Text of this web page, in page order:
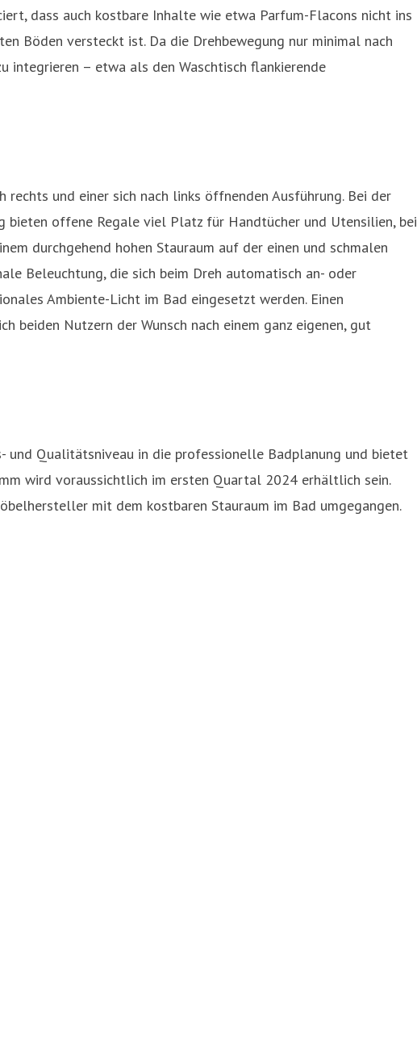
dass auch kostbare Inhalte wie etwa Parfum-Flacons nicht ins
Böden versteckt ist. Da die Drehbewegung nur minimal nach
integrieren – etwa als den Waschtisch flankierende
und einer sich nach links öffnenden Ausführung. Bei der
bieten offene Regale viel Platz für Handtücher und Utensilien, bei
durchgehend hohen Stauraum auf der einen und schmalen
Beleuchtung, die sich beim Dreh automatisch an- oder
Ambiente-Licht im Bad eingesetzt werden. Einen
beiden Nutzern der Wunsch nach einem ganz eigenen, gut
und Qualitätsniveau in die professionelle Badplanung und bietet
wird voraussichtlich im ersten Quartal 2024 erhältlich sein.
mit dem kostbaren Stauraum im Bad umgegangen.